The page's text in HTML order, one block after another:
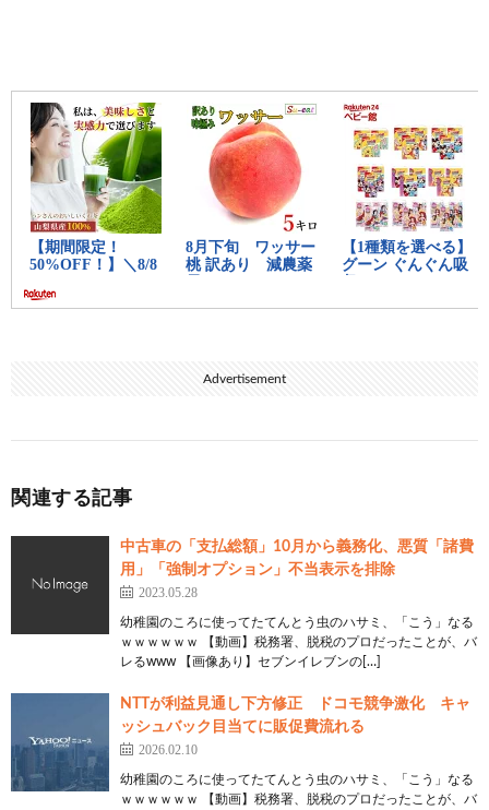
Advertisement
関連する記事
中古車の「支払総額」10月から義務化、悪質「諸費
用」「強制オプション」不当表示を排除
2023.05.28
幼稚園のころに使ってたてんとう虫のハサミ、「こう」なる
ｗｗｗｗｗｗ 【動画】税務署、脱税のプロだったことが、バ
レるwww 【画像あり】セブンイレブンの[…]
NTTが利益見通し下方修正 ドコモ競争激化 キャ
ッシュバック目当てに販促費流れる
2026.02.10
幼稚園のころに使ってたてんとう虫のハサミ、「こう」なる
ｗｗｗｗｗｗ 【動画】税務署、脱税のプロだったことが、バ